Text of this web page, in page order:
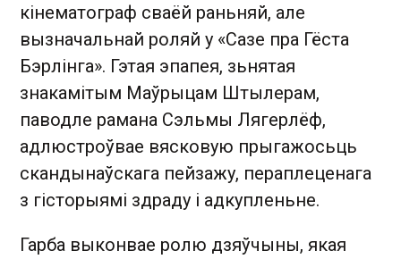
кінематограф сваёй раньняй, але
вызначальнай роляй у «Сазе пра Гёста
Бэрлінга». Гэтая эпапея, зьнятая
знакамітым Маўрыцам Штылерам,
паводле рамана Сэльмы Лягерлёф,
адлюстроўвае вясковую прыгажосьць
скандынаўскага пейзажу, пераплеценага
з гісторыямі здраду і адкупленьне.
Гарба выконвае ролю дзяўчыны, якая